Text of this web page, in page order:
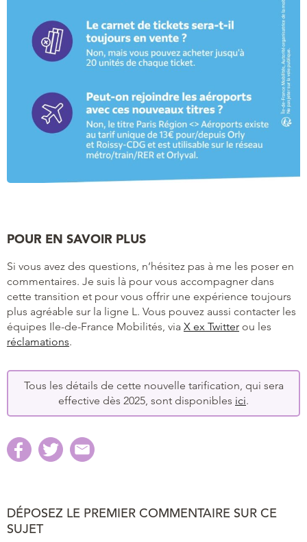
POUR EN SAVOIR PLUS
Si vous avez des questions, n’hésitez pas à me les poser en
commentaires. Je suis là pour vous accompagner dans
cette transition et pour vous offrir une expérience toujours
plus agréable sur la ligne L. Vous pouvez aussi contacter les
équipes Ile-de-France Mobilités, via X ex Twitter ou les
réclamations.
Tous les détails de cette nouvelle tarification, qui sera
effective dès 2025, sont disponibles ici.
DÉPOSEZ LE PREMIER COMMENTAIRE SUR CE
SUJET